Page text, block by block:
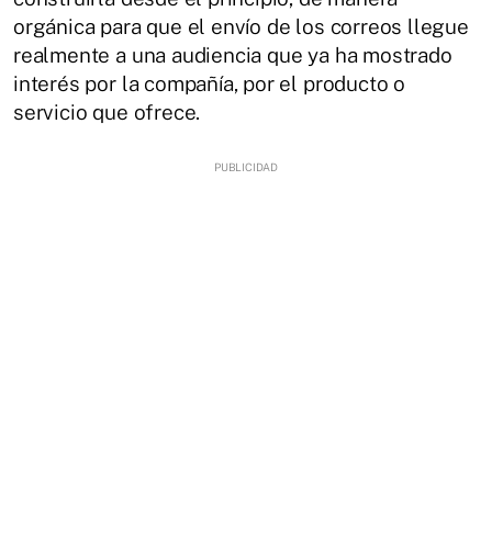
orgánica para que el envío de los correos llegue
realmente a una audiencia que ya ha mostrado
interés por la compañía, por el producto o
servicio que ofrece.